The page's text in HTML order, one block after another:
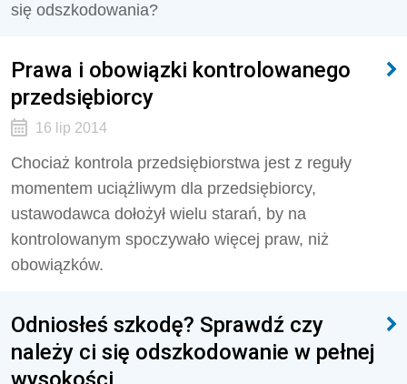
się odszkodowania?
Prawa i obowiązki kontrolowanego
przedsiębiorcy
16 lip 2014
Chociaż kontrola przedsiębiorstwa jest z reguły
momentem uciążliwym dla przedsiębiorcy,
ustawodawca dołożył wielu starań, by na
kontrolowanym spoczywało więcej praw, niż
obowiązków.
Odniosłeś szkodę? Sprawdź czy
należy ci się odszkodowanie w pełnej